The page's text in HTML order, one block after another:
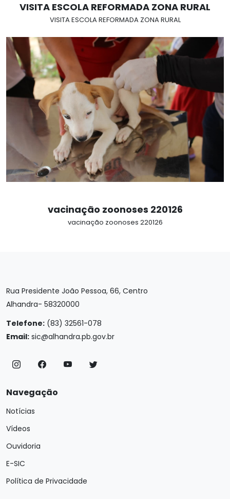
VISITA ESCOLA REFORMADA ZONA RURAL
VISITA ESCOLA REFORMADA ZONA RURAL
vacinação zoonoses 220126
vacinação zoonoses 220126
Rua Presidente João Pessoa, 66, Centro
Alhandra- 58320000
Telefone: (83) 32561-078
Email: sic@alhandra.pb.gov.br
Navegação
Notícias
Vídeos
Ouvidoria
E-SIC
Política de Privacidade